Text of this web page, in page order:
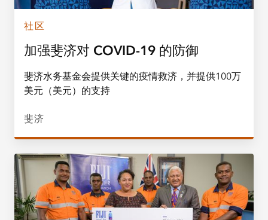
社区
加强斐济对 COVID-19 的防御
斐济水务基金会提供关键的疫情救济，并提供100万
美元（美元）的支持
斐济